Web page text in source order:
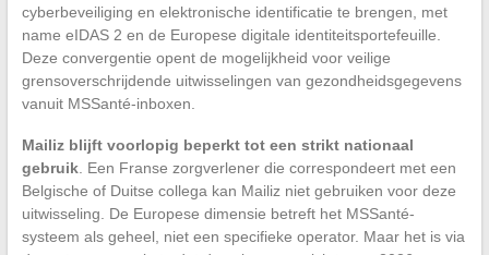
cyberbeveiliging en elektronische identificatie te brengen, met
name eIDAS 2 en de Europese digitale identiteitsportefeuille.
Deze convergentie opent de mogelijkheid voor veilige
grensoverschrijdende uitwisselingen van gezondheidsgegevens
vanuit MSSanté-inboxen.
Mailiz blijft voorlopig beperkt tot een strikt nationaal
gebruik. Een Franse zorgverlener die correspondeert met een
Belgische of Duitse collega kan Mailiz niet gebruiken voor deze
uitwisseling. De Europese dimensie betreft het MSSanté-
systeem als geheel, niet een specifieke operator. Maar het is via